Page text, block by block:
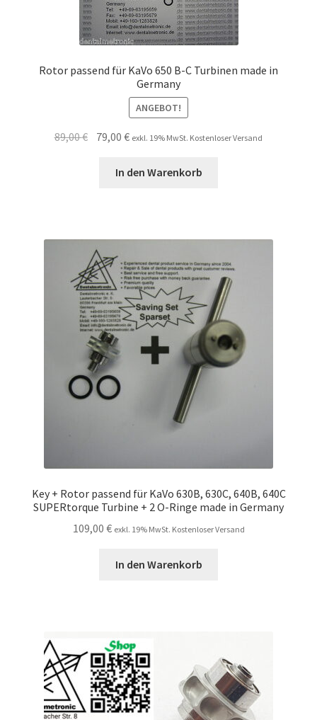
Rotor passend für KaVo 650 B-C Turbinen made in
Germany
ANGEBOT!
89,00€ Ursprünglicher
79,00€Aktueller
ist:
exkl. 19% MwSt. Kostenloser Versand
In den Warenkorb
Key + Rotor passend für KaVo 630B, 630C, 640B, 640C
SUPERtorque Turbine + 2 O-Ringe made in Germany
109,00 € exkl. 19% MwSt. Kostenloser Versand
In den Warenkorb